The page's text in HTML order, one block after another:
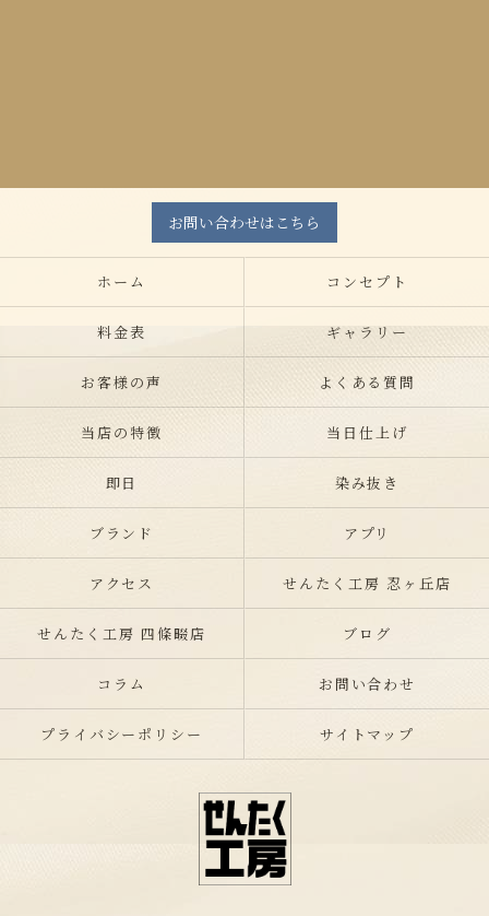
お問い合わせはこちら
ホーム コンセプト
料金表 ギャラリー
お客様の声 よくある質問
当店の特徴 当日仕上げ
即日 染み抜き
ブランド アプリ
アクセス せんたく工房 忍ヶ丘店
せんたく工房 四條畷店 ブログ
コラム お問い合わせ
プライバシーポリシー サイトマップ